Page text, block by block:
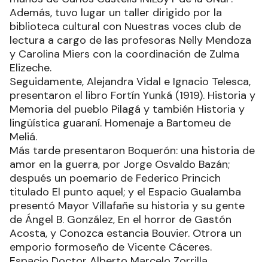
Además, tuvo lugar un taller dirigido por la
biblioteca cultural con Nuestras voces club de
lectura a cargo de las profesoras Nelly Mendoza
y Carolina Miers con la coordinación de Zulma
Elizeche.
Seguidamente, Alejandra Vidal e Ignacio Telesca,
presentaron el libro Fortín Yunká (1919). Historia y
Memoria del pueblo Pilagá y también Historia y
lingüística guaraní. Homenaje a Bartomeu de
Meliá.
Más tarde presentaron Boquerón: una historia de
amor en la guerra, por Jorge Osvaldo Bazán;
después un poemario de Federico Princich
titulado El punto aquel; y el Espacio Gualamba
presentó Mayor Villafañe su historia y su gente
de Ángel B. González, En el horror de Gastón
Acosta, y Conozca estancia Bouvier. Otrora un
emporio formoseño de Vicente Cáceres.